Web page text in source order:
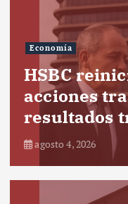
Economía
HSBC
acciones
resultados
agosto 4, 2026